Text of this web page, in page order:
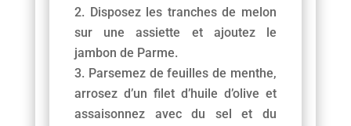
Disposez les tranches de melon
sur une assiette et ajoutez le
jambon de Parme.
Parsemez de feuilles de menthe,
arrosez d’un filet d’huile d’olive et
assaisonnez avec du sel et du